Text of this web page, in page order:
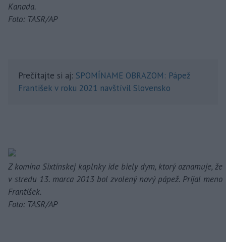
Kanada.
Foto: TASR/AP
Prečítajte si aj: SPOMÍNAME OBRAZOM: Pápež
František v roku 2021 navštívil Slovensko
Z komína Sixtínskej kaplnky ide biely dym, ktorý oznamuje, že
v stredu 13. marca 2013 bol zvolený nový pápež. Prijal meno
František.
Foto: TASR/AP